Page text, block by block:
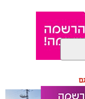
השייט במרינה